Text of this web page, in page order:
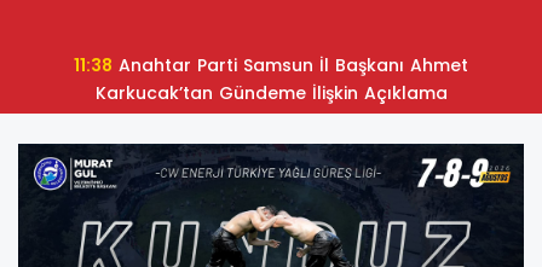
11:38
Karkucak’tan Gündeme İlişkin Açıklama